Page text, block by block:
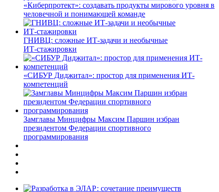
«Киберпротект»: создавать продукты мирового уровня в
человечной и понимающей команде
ГНИВЦ: сложные ИТ‑задачи и необычные
ИТ‑стажировки
«СИБУР Диджитал»: простор для применения ИТ-
компетенций
Замглавы Минцифры Максим Паршин избран
президентом Федерации спортивного
программирования